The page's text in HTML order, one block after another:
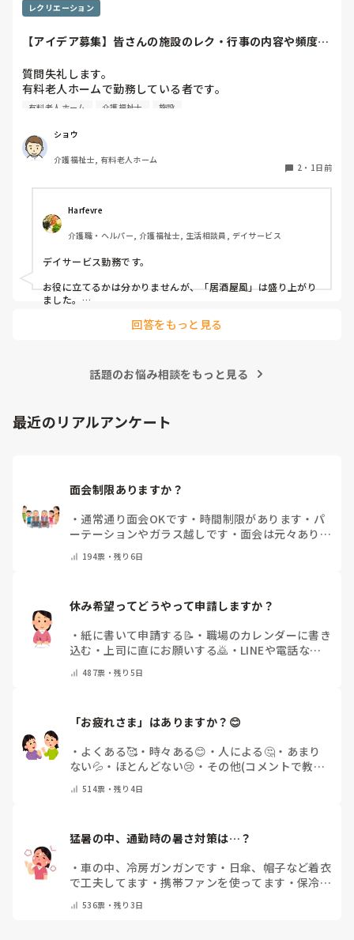
レクリエーション
【アイデア募集】皆さんの施設のレク・行事の内容や頻度を
質問失礼します。
有料老人ホームで勤務している者です。
のくらいの頻度で行っているのか参考にさせていただきたく
質問いたしました。
うちの施設では現在、以下のような取り組みを行っていま
毎月：「カフェ」と称して少し豪華なおやつとコーヒー・緑
茶等の提供、カレンダー作り
隔月： ランチのテイクアウトイベント
その他： 季節ごとの定期的な行事(運動会や七夕など)
きたなと感じており、新しく喜ばれるようなアイデアを探し
イベントをしている」「年〇回、こんな大型行事がある」
と嬉しいです。
有料老人ホーム 介護福祉士 施設
ショウ
介護福祉士, 有料老人ホーム
2 ・ 1日前
Harfevre
介護職・ヘルパー, 介護福祉士, 生活相談員, デイサービス
デイサービス勤務です。
お役に立てるかは分かりませんが、「居酒屋風」は盛り上がり
ました。
回答をもっと見る
話題のお悩み相談をもっと見る
最近のリアルアンケート
面会制限ありますか？
・ 通常通り面会OKです ・ 時間制限があります ・ パ
ーテーションやガラス越しです ・ 面会は元々ありま
194票・残り6日
休み希望ってどうやって申請しますか？
・紙に書いて申請する📝 ・ 職場のカレンダーに書き
込む ・ 上司に直にお願いする🙇 ・ LINEや電話など
487票・残り5日
「お疲れさま」はありますか？😊
・ よくある🥰 ・ 時々ある😊 ・ 人による🤔 ・ あまり
ない💦 ・ ほとんどない😢 ・ その他(コメントで教え
514票・残り4日
猛暑の中、通勤時の暑さ対策は…？
・車の中、冷房ガンガンです ・ 日傘、帽子など着衣
で工夫してます ・携帯ファンを使ってます ・ 保冷剤
ん ・その他（コメントで教えて下さい）
536票・残り3日